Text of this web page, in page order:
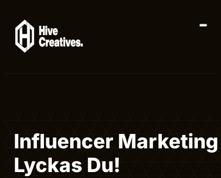
Influencer Marketing
Lyckas Du!